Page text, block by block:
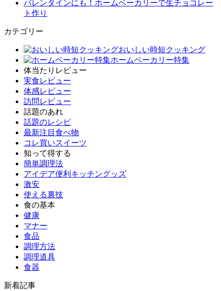
バレンタインにも！ホームベーカリーで生チョコレー
ト作り
カテゴリー
おいしい時短クッキング
ホームベーカリー特集
体当たりレビュー
実食レビュー
体感レビュー
訪問レビュー
話題のあれ
話題のレシピ
最新注目食べ物
コレ買いスイーツ
知って得する
簡単調理法
アイデア便利キッチングッズ
激安
使える裏技
食の基本
健康
マナー
食品
調理方法
調理道具
食器
新着記事